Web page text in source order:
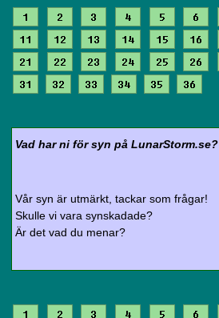
1 2 3 4 5 6
11
12 13 14 15 16
21
22 23 24 25 26
31
32 33 34 35 36
Vad har ni för syn på LunarStorm.se?
Vår syn är utmärkt, tackar som frågar!
Skulle vi vara synskadade?
Är det vad du menar?
1 2 3 4 5 6